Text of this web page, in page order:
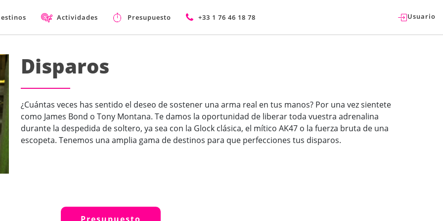
Actividades Presupuesto +33 1 76 46 18 78 Usuario
Disparos
¿Cuántas veces has sentido el deseo de sostener una arma real en tus manos? Por una vez sientete
como James Bond o Tony Montana. Te damos la oportunidad de liberar toda vuestra adrenalina
durante la despedida de soltero, ya sea con la Glock clásica, el mítico AK47 o la fuerza bruta de una
escopeta. Tenemos una amplia gama de destinos para que perfecciones tus disparos.